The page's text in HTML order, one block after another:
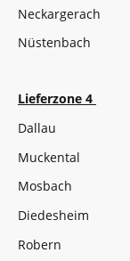
Neckargerach
Nüstenbach
Lieferzone 4
Dallau
Muckental
Mosbach
Diedesheim
Robern